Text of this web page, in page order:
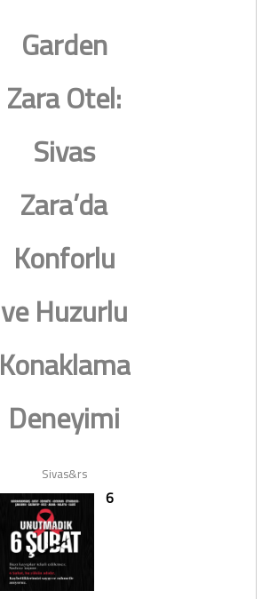
Garden
Zara Otel:
Sivas
Zara’da
Konforlu
ve Huzurlu
Konaklama
Deneyimi
Sivas&rs
6